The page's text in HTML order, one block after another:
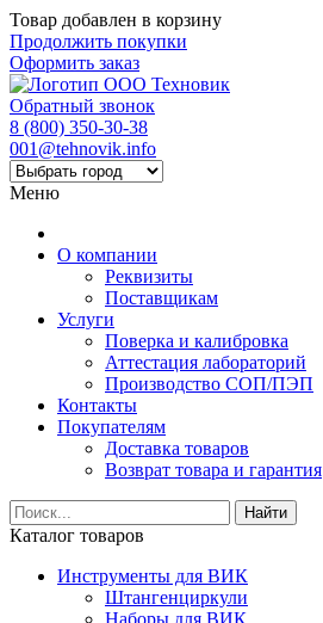
Товар добавлен в корзину
Продолжить покупки
Оформить заказ
Обратный звонок
8 (800) 350-30-38
001@tehnovik.info
Меню
О компании
Реквизиты
Поставщикам
Услуги
Поверка и калибровка
Аттестация лабораторий
Производство СОП/ПЭП
Контакты
Покупателям
Доставка товаров
Возврат товара и гарантия
Найти
Каталог товаров
Инструменты для ВИК
Штангенциркули
Наборы для ВИК